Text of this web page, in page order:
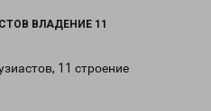
ВЛАДЕНИЕ 11
11 строение